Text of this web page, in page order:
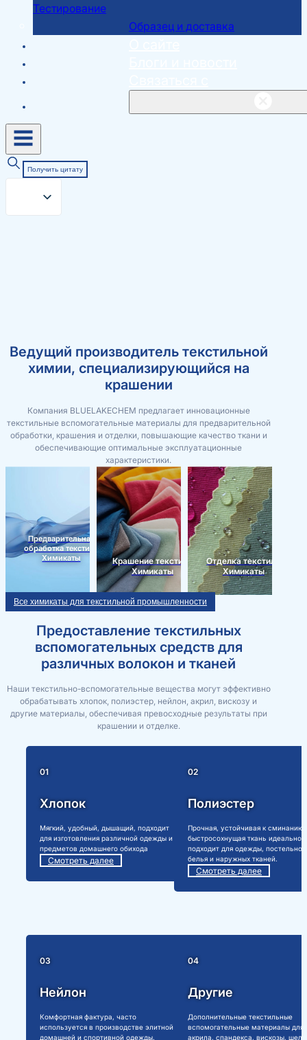
Тестирование
Образец и доставка
Получить цитату
Ведущий производитель текстильной
химии, специализирующийся на
крашении
Компания BLUELAKECHEM предлагает инновационные
текстильные вспомогательные материалы для предварительной
обработки, крашения и отделки, повышающие качество ткани и
обеспечивающие оптимальные эксплуатационные
характеристики.
Предварительная
обработка текстиля
Химикаты
Крашение текстиля
Химикаты
Отделка текстиля
Химикаты
Все химикаты для текстильной промышленности
Предоставление текстильных
вспомогательных средств для
различных волокон и тканей
Наши текстильно-вспомогательные вещества могут эффективно
обрабатывать хлопок, полиэстер, нейлон, акрил, вискозу и
другие материалы, обеспечивая превосходные результаты при
крашении и отделке.
01
Хлопок
Мягкий, удобный, дышащий, подходит
для изготовления различной одежды и
предметов домашнего обихода
Смотреть далее
02
Полиэстер
Прочная, устойчивая к сминанию
быстросохнущая ткань идеально
подходит для одежды,
белья и наружных тканей.
Смотреть далее
03
Нейлон
Комфортная фактура, часто
используется в производстве элитной
домашней и спортивной одежды.
04
Другие
Дополнительные текстильные
вспомогательные материалы для
акрила, спандекса, вискозы,